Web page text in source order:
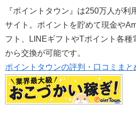
『ポイントタウン』は250万人が
サイト。ポイントを貯めて現金や
フト、LINEギフトやTポイント各種
から交換が可能です。
ポイントタウンの評判・口コミまと